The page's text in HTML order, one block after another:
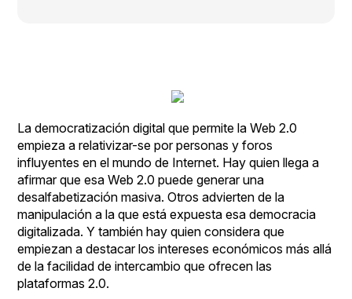
La democratización digital que permite la Web 2.0
empieza a relativizar-se por personas y foros
influyentes en el mundo de Internet. Hay quien llega a
afirmarque esa Web 2.0 puede generar una
desalfabetización masiva. Otros advierten de la
manipulación a la que está expuesta esa democracia
digitalizada. Y también hay quienconsidera que
empiezan a destacar los intereses económicos más allá
de la facilidad de intercambio que ofrecen las
plataformas 2.0.